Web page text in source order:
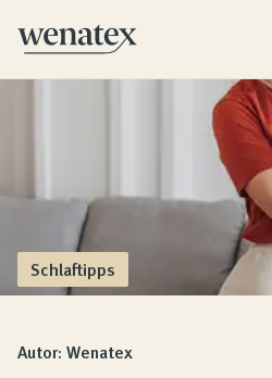
Wenatex Schlafberatung
Produktberatung zu Hause,
Produkte
Qualität und Garantie
Schlaftipps
Autor: Wenatex